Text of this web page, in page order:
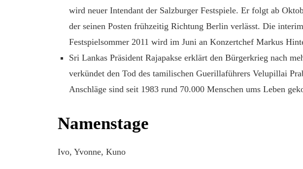
wird neuer Intendant der Salzburger Festspiele. Er folgt ab
der seinen Posten frühzeitig Richtung Berlin verlässt. Die
Festspielsommer 2011 wird im Juni an Konzertchef Markus
Sri Lankas Präsident Rajapakse erklärt den Bürgerkrieg nach
verkündet den Tod des tamilischen Guerillaführers Velupillai
Anschläge sind seit 1983 rund 70.000 Menschen ums Leben
Namenstage
Ivo, Yvonne, Kuno